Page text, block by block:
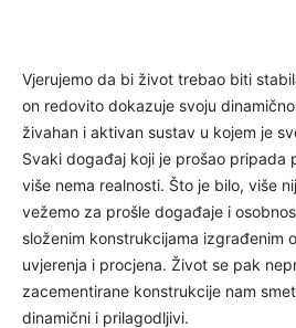
Vjerujemo da bi život trebao biti
on redovito dokazuje svoju
živahan i aktivan sustav u kojem je
Svaki događaj koji je prošao pripada
više nema realnosti. Što je bilo, više
vežemo za prošle događaje i
složenim konstrukcijama izgrađenim
uvjerenja i procjena. Život se pak
zacementirane konstrukcije nam
dinamični i prilagodljivi.